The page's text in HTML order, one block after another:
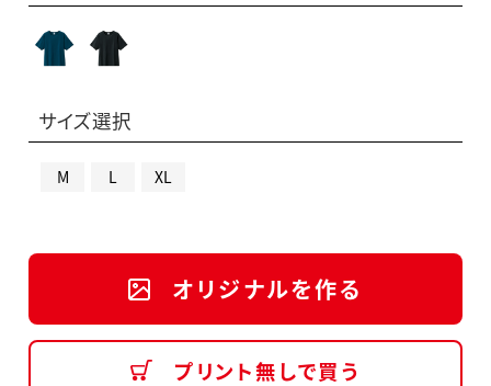
サイズ選択
M L XL
オリジナルを作る
プリント無しで買う